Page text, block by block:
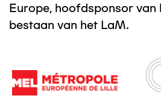
Europe, hoofdsponsor van
bestaan van het LaM.